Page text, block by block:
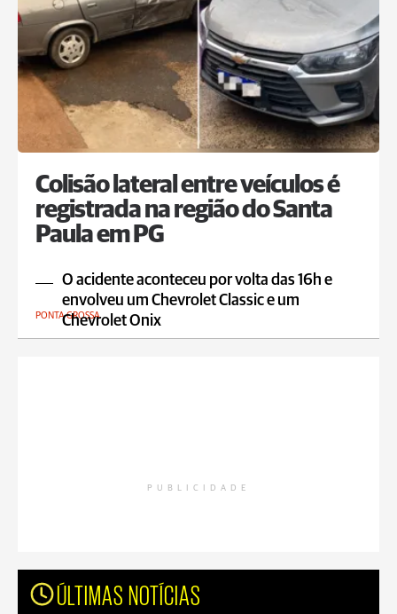
Colisão lateral entre veículos é
registrada na região do Santa
Paula em PG
O acidente aconteceu por volta das 16h e
envolveu um Chevrolet Classic e um
Chevrolet Onix
PONTA GROSSA
PUBLICIDADE
ÚLTIMAS NOTÍCIAS